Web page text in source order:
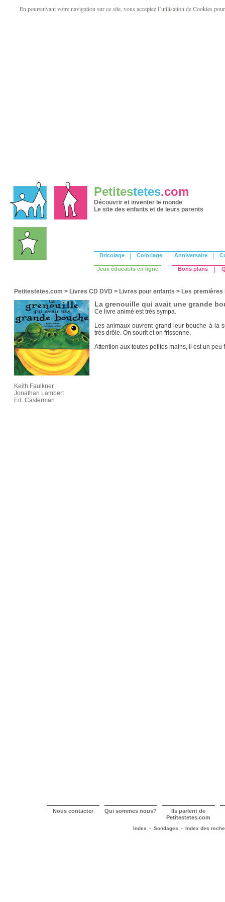
En poursuivant votre navigation sur ce site, vous acceptez l’utilisation de Cookies
Petitestetes.com
Découvrir et inventer le monde
Le site des enfants et de leurs parents
Bricolage Coloriage Anniversaire
Jeux éducatifs en ligne Bons plans
Petitestetes.com > Livres CD DVD > Livres pour enfants > Les premières
Keith Faulkner
Jonathan Lambert
Ed. Casterman
La grenouille qui avait une grande
Ce livre animé est très sympa.
Les animaux ouvrent grand leur bouche à la
très drôle. On sourit et on frissonne.
Attention aux toutes petites mains, il est un peu
Nous contacter Qui sommes nous? Ils parlent de
Petitestetes.com
Index - Sondages - Index des